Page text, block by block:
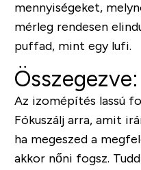
mennyiségeket,
mérleg rendesen
puffad, mint egy lufi.
Összegezve:
Az izomépítés lassú
Fókuszálj arra, amit
ha megeszed a
akkor nőni fogsz.